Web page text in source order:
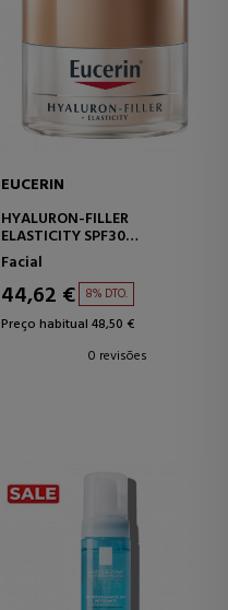
EUCERIN
HYALURON-FILLER
ELASTICITY SPF30
CREME FACIAL DIURNO COM
PROTEÇÃO
Facial
44,62 € 8% DTO.
Preço habitual 48,50 €
0 revisões